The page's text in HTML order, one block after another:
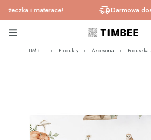
i materace! Darmowa
TIMBEE Produkty Akcesoria Poduszka